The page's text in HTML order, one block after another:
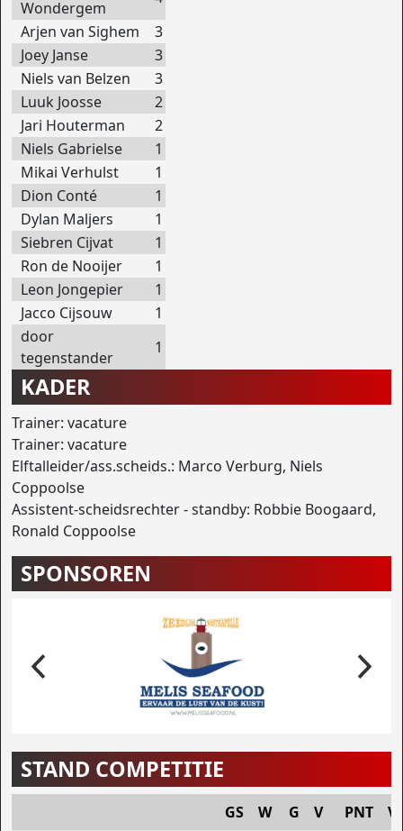
Wondergem
Arjen van Sighem
3
Joey Janse
3
Niels van Belzen
3
Luuk Joosse
2
Jari Houterman
2
Niels Gabrielse
1
Mikai Verhulst
1
Dion Conté
1
Dylan Maljers
1
Siebren Cijvat
1
Ron de Nooijer
1
Leon Jongepier
1
Jacco Cijsouw
1
door
tegenstander
1
KADER
Trainer: vacature
Trainer: vacature
Elftalleider/ass.scheids.: Marco Verburg, Niels
Coppoolse
Assistent-scheidsrechter - standby: Robbie Boogaard,
Ronald Coppoolse
SPONSOREN
STAND COMPETITIE
GS W G V PNT